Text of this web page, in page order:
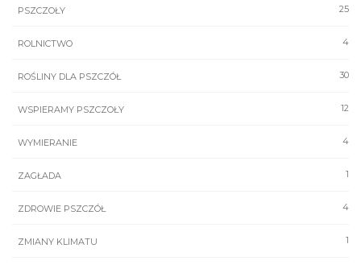
25
PSZCZOŁY
4
ROLNICTWO
30
ROŚLINY DLA PSZCZÓŁ
12
WSPIERAMY PSZCZOŁY
4
WYMIERANIE
1
ZAGŁADA
4
ZDROWIE PSZCZÓŁ
1
ZMIANY KLIMATU